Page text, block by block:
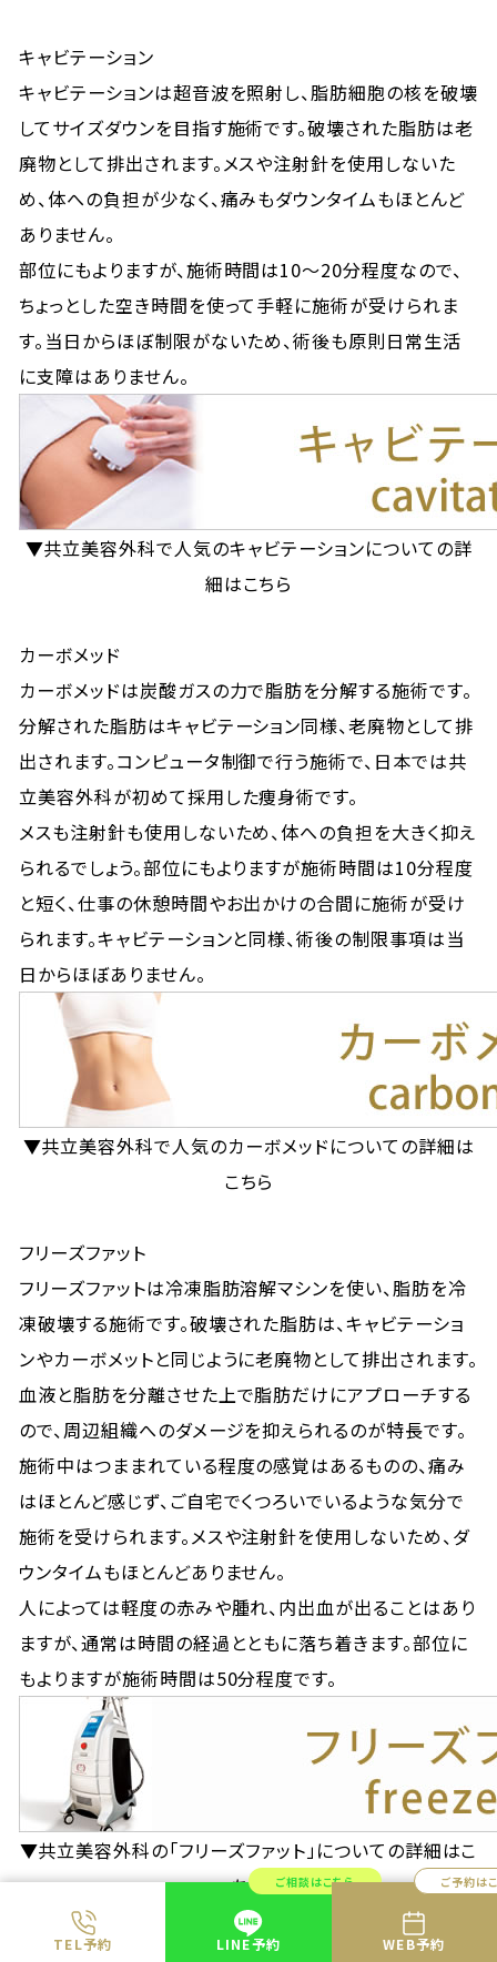
TEL予約
ご相談はこちら
LINE予約
ご予約は
WEB予約
キャビテーション
キャビテーションは超音波を照射し、脂肪細胞の核を破壊
してサイズダウンを目指す施術です。破壊された脂肪は老
廃物として排出されます。メスや注射針を使用しないた
め、体への負担が少なく、痛みもダウンタイムもほとんど
ありません。
部位にもよりますが、施術時間は10〜20分程度なので、
ちょっとした空き時間を使って手軽に施術が受けられま
す。当日からほぼ制限がないため、術後も原則日常生活
に支障はありません。
▼共立美容外科で人気のキャビテーションについての詳
細はこちら
カーボメッド
カーボメッドは炭酸ガスの力で脂肪を分解する施術です。
分解された脂肪はキャビテーション同様、老廃物として排
出されます。コンピュータ制御で行う施術で、日本では共
立美容外科が初めて採用した痩身術です。
メスも注射針も使用しないため、体への負担を大きく抑え
られるでしょう。部位にもよりますが施術時間は10分程度
と短く、仕事の休憩時間やお出かけの合間に施術が受け
られます。キャビテーションと同様、術後の制限事項は当
日からほぼありません。
▼共立美容外科で人気のカーボメッドについての詳細は
こちら
フリーズファット
フリーズファットは冷凍脂肪溶解マシンを使い、脂肪を冷
凍破壊する施術です。破壊された脂肪は、キャビテーショ
ンやカーボメットと同じように老廃物として排出されます。
血液と脂肪を分離させた上で脂肪だけにアプローチする
ので、周辺組織へのダメージを抑えられるのが特長です。
施術中はつままれている程度の感覚はあるものの、痛み
はほとんど感じず、ご自宅でくつろいでいるような気分で
施術を受けられます。メスや注射針を使用しないため、ダ
ウンタイムもほとんどありません。
人によっては軽度の赤みや腫れ、内出血が出ることはあり
ますが、通常は時間の経過とともに落ち着きます。部位に
もよりますが施術時間は50分程度です。
▼共立美容外科の「フリーズファット」についての詳細はこ
ちら
ゼニカル・サノレックス